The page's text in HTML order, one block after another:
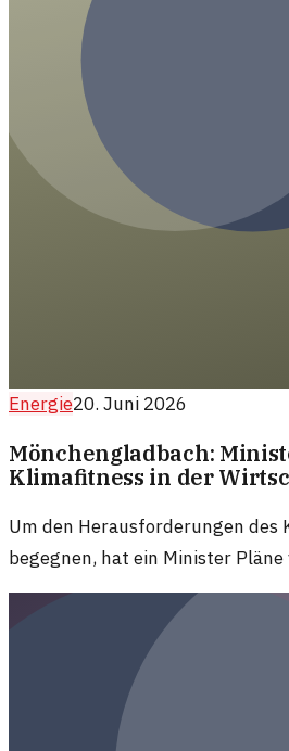
Energie20. Juni 2026
Mönchengladbach:
Klimafitness in der
Um den Herausforderungen des
begegnen, hat ein Minister
Mönchengladbach
machen. Innovative Ansätze und
stehen im Fokus.